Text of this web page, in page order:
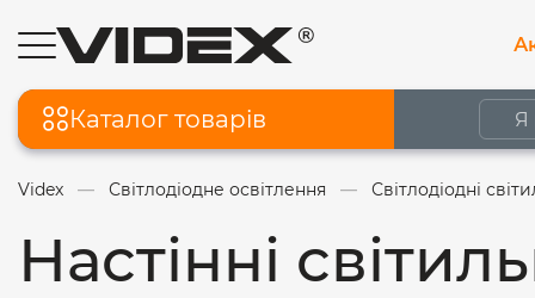
Каталог товарів
Videx Світлодіодне освітлення Світлодіодні
Настінні